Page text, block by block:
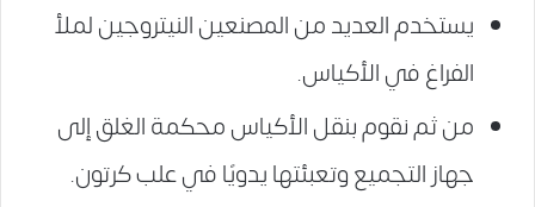
يستخدم العديد من المصنعين النيتروجين لملأ
الفراغ في الأكياس.
من ثم نقوم بنقل الأكياس محكمة الغلق إلى
جهاز التجميع وتعبئتها يدويًا في علب كرتون.